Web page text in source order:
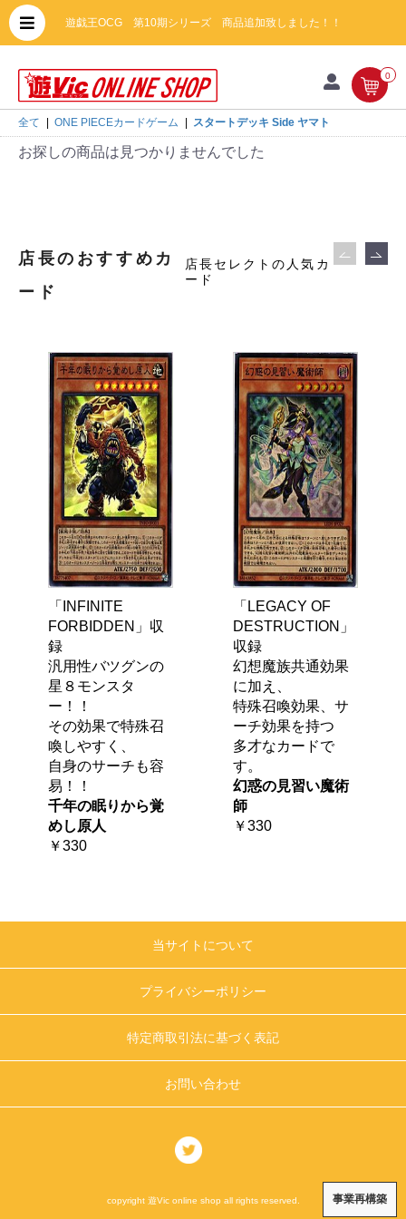
遊戯王OCG 第10期シリーズ 商品追加致しました！！
0
全て ONE PIECEカードゲーム スタートデッキ Side ヤマト
お探しの商品は見つかりませんでした
店長のおすすめカ
ード
店長セレクトの人気カ
ード
「INFINITE
FORBIDDEN」収
録
汎用性バツグンの
星８モンスタ
ー！！
その効果で特殊召
喚しやすく、
自身のサーチも容
易！！
千年の眠りから覚
めし原人
￥330
「LEGACY OF
DESTRUCTION」
収録
幻想魔族共通効果
に加え、
特殊召喚効果、サ
ーチ効果を持つ
多才なカードで
す。
幻惑の見習い魔術
師
￥330
当サイトについて
プライバシーポリシー
特定商取引法に基づく表記
お問い合わせ
copyright 遊Vic online shop all rights reserved. 事業再構築